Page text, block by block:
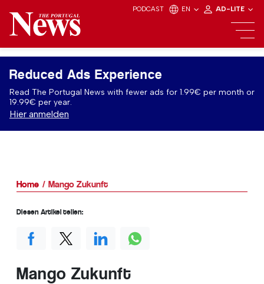
PODCAST EN AD-LITE
Reduced Ads Experience
Read The Portugal News with fewer ads for 1.99€ per month or
19.99€ per year.
Hier anmelden
Home Mango Zukunft
Mango Zukunft
Diesen Artikel teilen: